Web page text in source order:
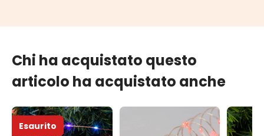
Chi ha acquistato questo
articolo ha acquistato anche
Esaurito